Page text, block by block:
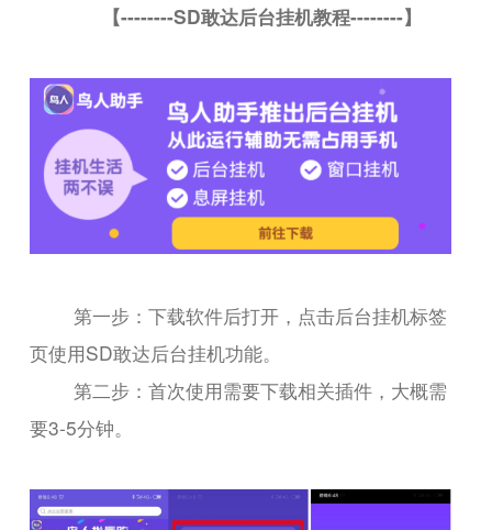
【--------SD敢达后台挂机教程--------】
第一步：下载软件后打开，点击后台挂机标签
页使用SD敢达后台挂机功能。
第二步：首次使用需要下载相关插件，大概需
要3-5分钟。